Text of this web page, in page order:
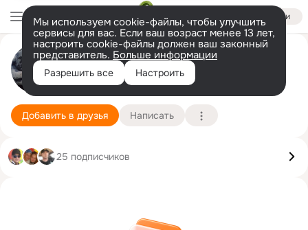
Войти
Мы используем cookie-файлы, чтобы улучшить
сервисы для вас. Если ваш возраст менее 13 лет,
настроить cookie-файлы должен ваш законный
представитель. Больше информации
Разрешить все Настроить
Elena Fichtner (Karsten)
10 октября (44 года)
Добавить в друзья Написать
25 подписчиков